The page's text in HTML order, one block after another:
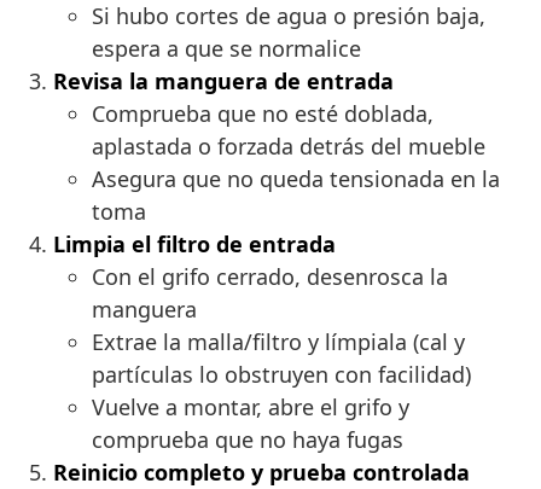
Si hubo cortes de agua o presión baja,
espera a que se normalice
Revisa la manguera de entrada
Comprueba que no esté doblada,
aplastada o forzada detrás del mueble
Asegura que no queda tensionada en la
toma
Limpia el filtro de entrada
Con el grifo cerrado, desenrosca la
manguera
Extrae la malla/filtro y límpiala (cal y
partículas lo obstruyen con facilidad)
Vuelve a montar, abre el grifo y
comprueba que no haya fugas
Reinicio completo y prueba controlada